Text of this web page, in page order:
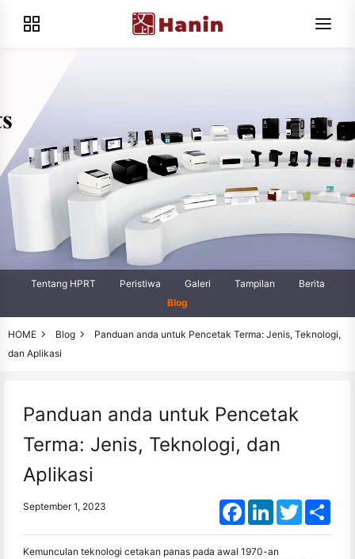
Tentang HPRT Peristiwa Galeri Tampilan
Berita
Blog
HOME Blog
Panduan anda untuk Pencetak Terma: Jenis, Teknologi,
dan Aplikasi
Panduan anda untuk Pencetak
Terma: Jenis, Teknologi, dan
Aplikasi
September 1, 2023 FacebookLinkedInTwitter
Kemunculan teknologi cetakan panas pada awal 1970-an